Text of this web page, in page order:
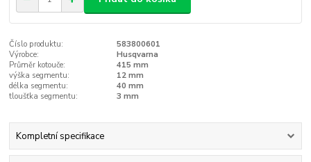
Číslo produktu:
583800601
Výrobce:
Husqvarna
Průměr kotouče:
415 mm
výška segmentu:
12 mm
délka segmentu:
40 mm
tloušťka segmentu:
3 mm
Kompletní specifikace